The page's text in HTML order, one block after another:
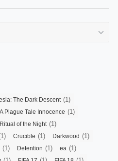
The Dark Descent(1)
A Plague Tale Innocence (1)
of the Night(1)
Crucible (1) Darkwood (1)
(1) Detention (1) ea (1)